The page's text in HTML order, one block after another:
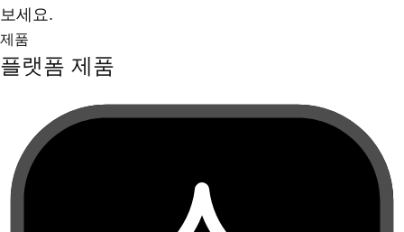
보세요.
제품
플랫폼 제품